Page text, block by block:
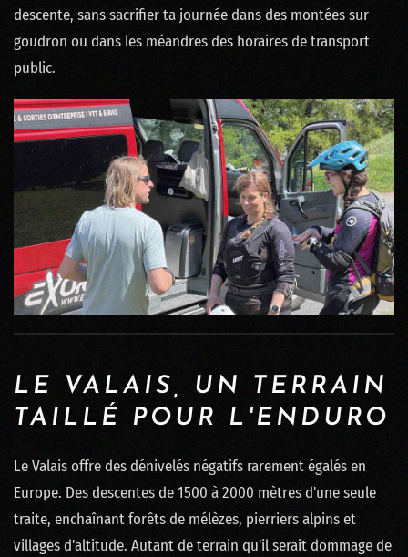
descente, sans sacrifier ta journée dans des montées sur
goudron ou dans les méandres des horaires de transport
public.
LE VALAIS, UN TERRAIN
TAILLÉ POUR L'ENDURO
Le Valais offre des dénivelés négatifs rarement égalés en
Europe. Des descentes de 1500 à 2000 mètres d'une seule
traite, enchaînant forêts de mélèzes, pierriers alpins et
villages d'altitude. Autant de terrain qu'il serait dommage de